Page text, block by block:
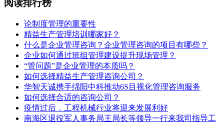
阅读排行榜
论制度管理的重要性
精益生产管理培训哪家好？
什么是企业管理咨询？企业管理咨询的项目有哪些？
企业如何通过班组管理建设提升现场管理？
“管问题”是企业管理的本质吗？
如何选择精益生产管理咨询公司？
华智天诚携手绵阳中科推动6S目视化管理咨询服务
如何选择合适的咨询公司？
疫情过后，工程机械行业将迎来发展利好
南海区退役军人事务局王局长等领导一行来我司指导工